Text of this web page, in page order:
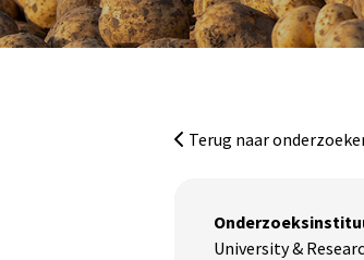
Terug naar
University &